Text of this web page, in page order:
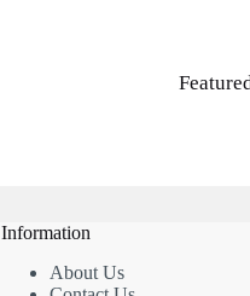
Information
About Us